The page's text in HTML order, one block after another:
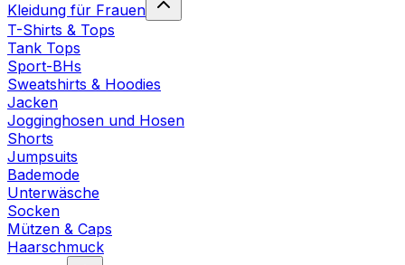
Kleidung für Frauen
T-Shirts & Tops
Tank Tops
Sport-BHs
Sweatshirts & Hoodies
Jacken
Jogginghosen und Hosen
Shorts
Jumpsuits
Bademode
Unterwäsche
Socken
Mützen & Caps
Haarschmuck